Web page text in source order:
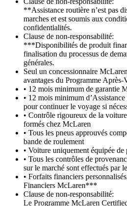
**Assistance routière n’est pas
marches et est soumis aux
confidentialités.
Clause de non-responsabilité:
***Disponibilités de produit
finalisation du processus de
générales.
Seul un concessionnaire
avantages du Programme
• 12 mois minimum de garantie
• 12 mois minimum
pour continuer le voyage si
• Contrôle rigoureux de la
formés chez McLaren
• Tous les pneus approuvés
bande de roulement
• Voiture uniquement équipée
• Tous les contrôles de
sur le marché sont effectués par
• Forfaits financiers
Financiers McLaren***
Clause de non-responsabilité:
Le Programme McLaren